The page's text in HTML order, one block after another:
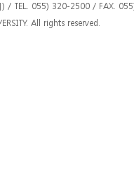
/ TEL. 055) 320-2500 / FAX.
All rights reserved.